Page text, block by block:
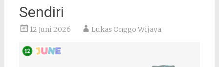
Sendiri
12 Juni 2026 Lukas Onggo Wijaya